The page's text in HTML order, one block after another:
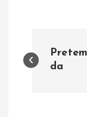
a
da